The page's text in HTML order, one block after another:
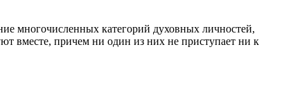
многочисленных категорий духовных личностей,
вместе, причем ни один из них не приступает ни к